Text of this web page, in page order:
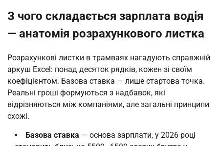
З чого складається зарплата водія
— анатомія розрахункового листка
Розрахункові листки в трамваях нагадують справжній
аркуш Excel: понад десяток рядків, кожен зі своїм
коефіцієнтом. Базова ставка — лише стартова точка.
Реальні гроші формуються з надбавок, які
відрізняються між компаніями, але загальні принципи
схожі.
Базова ставка — основа зарплати, у 2026 році